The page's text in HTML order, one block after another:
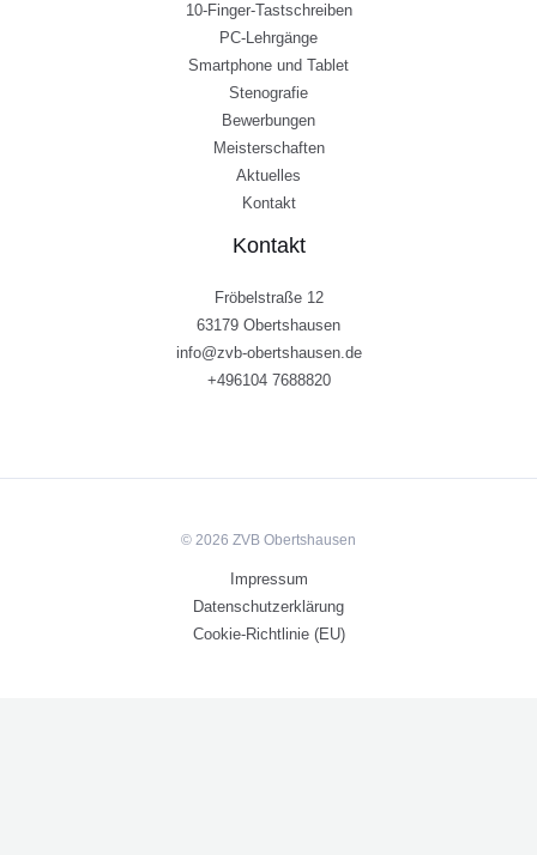
10-Finger-Tastschreiben
PC-Lehrgänge
Smartphone und Tablet
Stenografie
Bewerbungen
Meisterschaften
Aktuelles
Kontakt
Kontakt
Fröbelstraße 12
63179 Obertshausen
info@zvb-obertshausen.de
+496104 7688820
© 2026 ZVB Obertshausen
Impressum
Datenschutzerklärung
Cookie-Richtlinie (EU)